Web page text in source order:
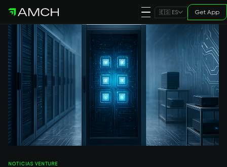
🇪🇸 ES Get App
NOTICIAS VENTURE